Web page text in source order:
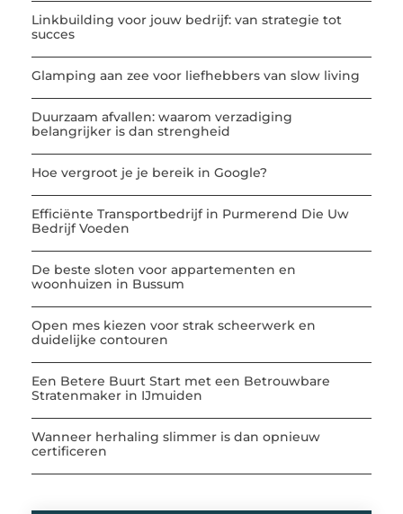
Linkbuilding voor jouw bedrijf: van strategie tot
succes
Glamping aan zee voor liefhebbers van slow living
Duurzaam afvallen: waarom verzadiging
belangrijker is dan strengheid
Hoe vergroot je je bereik in Google?
Efficiënte Transportbedrijf in Purmerend Die Uw
Bedrijf Voeden
De beste sloten voor appartementen en
woonhuizen in Bussum
Open mes kiezen voor strak scheerwerk en
duidelijke contouren
Een Betere Buurt Start met een Betrouwbare
Stratenmaker in IJmuiden
Wanneer herhaling slimmer is dan opnieuw
certificeren